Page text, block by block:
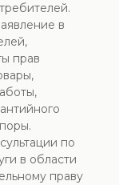
в
прав
по
в области
праву